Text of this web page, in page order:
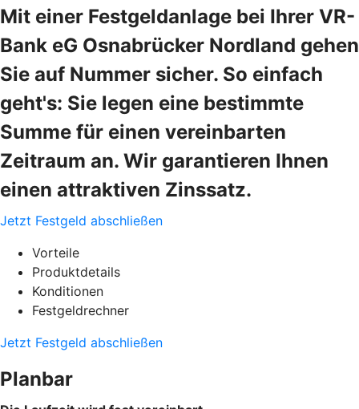
Mit einer Festgeldanlage bei Ihrer VR-
Bank eG Osnabrücker Nordland gehen
Sie auf Nummer sicher. So einfach
geht's: Sie legen eine bestimmte
Summe für einen vereinbarten
Zeitraum an. Wir garantieren Ihnen
einen attraktiven Zinssatz.
Jetzt Festgeld abschließen
Vorteile
Produktdetails
Konditionen
Festgeldrechner
Jetzt Festgeld abschließen
Planbar